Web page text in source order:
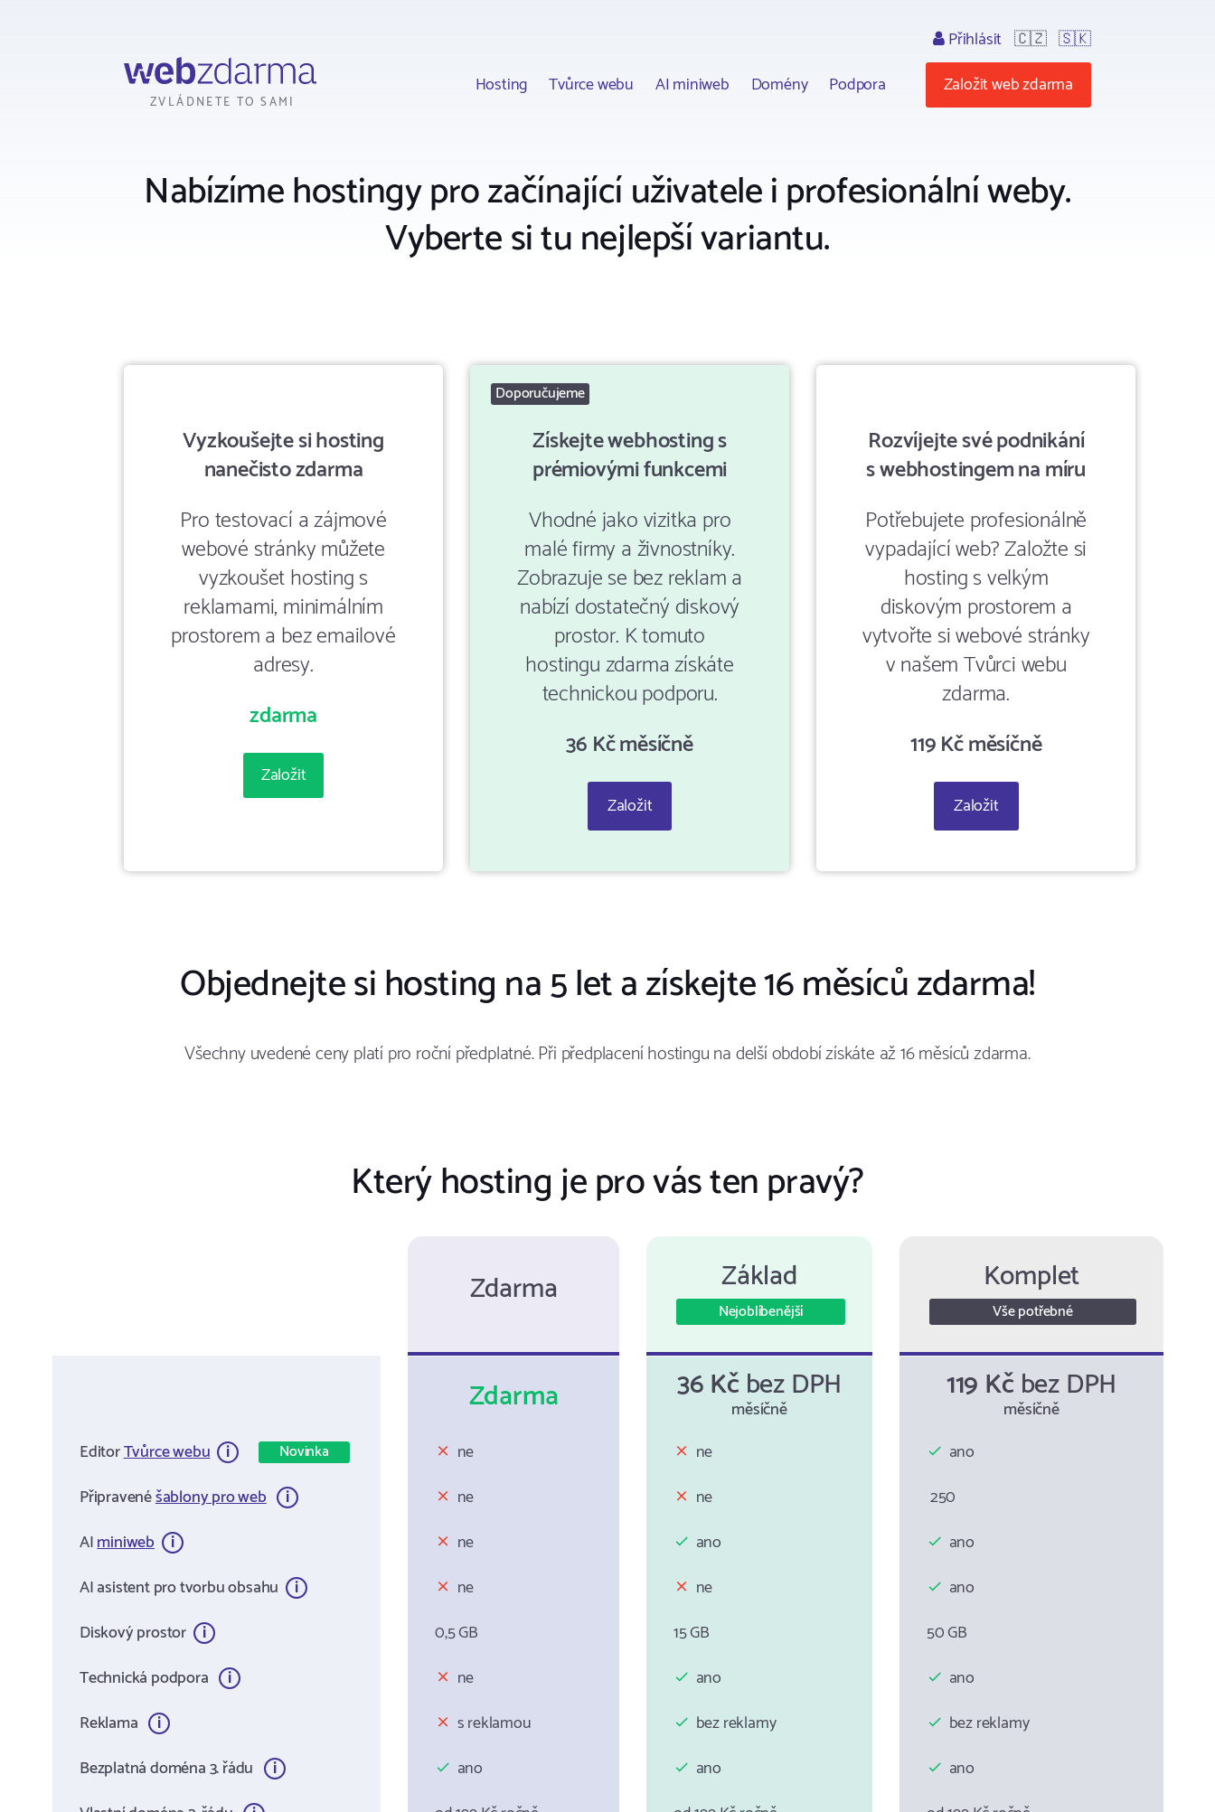
ZVLÁDNETE TO SAMI
Hosting Tvůrce webu AI miniweb Domény Podpora
Přihlásit 🇨🇿 🇸🇰
Založit web zdarma
Nabízíme hostingy pro začínající uživatele i profesionální weby.
Vyberte si tu nejlepší variantu.
Vyzkoušejte si hosting
nanečisto zdarma
Pro testovací a zájmové
webové stránky můžete
vyzkoušet hosting s
reklamami, minimálním
prostorem a bez emailové
adresy.
zdarma
Založit
Doporučujeme
Získejte webhosting s
prémiovými funkcemi
Vhodné jako vizitka pro
malé firmy a živnostníky.
Zobrazuje se bez reklam a
nabízí dostatečný diskový
prostor. K tomuto
hostingu zdarma získáte
technickou podporu.
36 Kč měsíčně
Založit
Rozvíjejte své podnikání
s webhostingem na míru
Potřebujete profesionálně
vypadající web? Založte si
hosting s velkým
diskovým prostorem a
vytvořte si webové stránky
v našem Tvůrci webu
zdarma.
119 Kč měsíčně
Založit
Objednejte si hosting na 5 let a získejte 16 měsíců zdarma!
Všechny uvedené ceny platí pro roční předplatné. Při předplacení hostingu na delší období získáte až 16 měsíců zdarma.
Který hosting je pro vás ten pravý?
Zdarma Základ
Nejoblíbenější
Komplet
Vše potřebné
Zdarma 36 Kč bez DPH
měsíčně
119 Kč bez DPH
měsíčně
EditorTvůrce webu Novinka ne ne
ano
Připravenéšablony pro web ne ne
250
AIminiweb ne ano
ano
AI asistent pro tvorbu obsahu
ne ne
ano
Diskový prostor
0,5 GB 15 GB
50 GB
Technická podpora
ne ano
ano
Reklama
s reklamou bez reklamy
bez reklamy
Bezplatná doména 3. řádu
ano ano
ano